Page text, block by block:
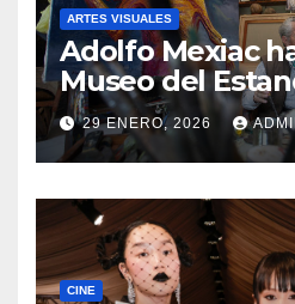
ARTES VISUALES
Adolfo Mexiac
Museo del
Colecciones
29 ENERO, 2026
CINE